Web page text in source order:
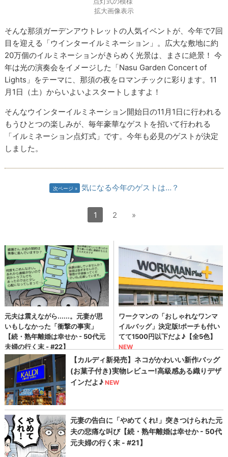
拡大画像表示
そんな那須ガーデンアウトレットの人気イベントが、今年で7回
目を迎える「ウインターイルミネーション」。広大な敷地に約
20万個のイルミネーションがきらめく光景は、まさに絶景！ 今
年は光の演奏会をイメージした「Nasu Garden Concert of
Lights」をテーマに、那須の夜をロマンチックに彩ります。11
月1日（土）からいよいよスタートしますよ！
そんなウインターイルミネーション開始日の11月1日に行われる
もうひとつの楽しみが、毎年豪華なゲストを招いて行われる
「イルミネーション点灯式」です。今年も必見のゲストが決定
しました。
次ページ 気になる今年のゲストは…？
1 2 »